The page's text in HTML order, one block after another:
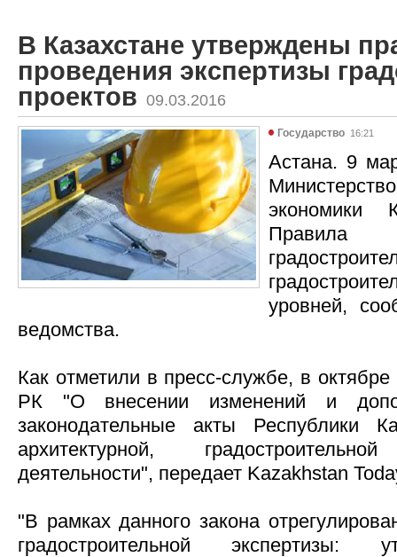
В Казахстане утверждены
проведения экспертизы
проектов 09.03.2016
Государство 16:21
Астана. 9
экономики
уровней,
ведомства.
Как отметили в пресс-службе, в октябре
РК "О внесении изменений и
законодательные акты Республики
архитектурной,
деятельности", передает Kazakhstan
"В рамках данного закона
градостроительной экспертизы: